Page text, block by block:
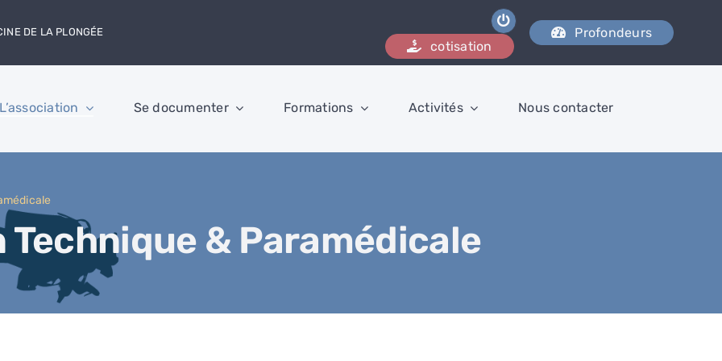
DE LA PLONGÉE
cotisation
Profondeurs
L’association Se documenter Formations Activités Nous contacter
Technique & Paramédicale